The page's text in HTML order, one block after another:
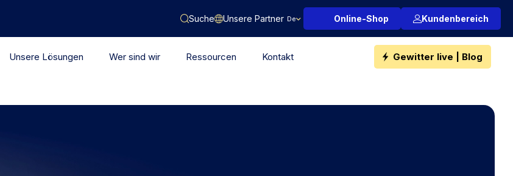
Suche Unsere Partner De Online-Shop Kundenbereich
Unsere Lösungen Wer sind wir Ressourcen Kontakt Gewitter live | Blog